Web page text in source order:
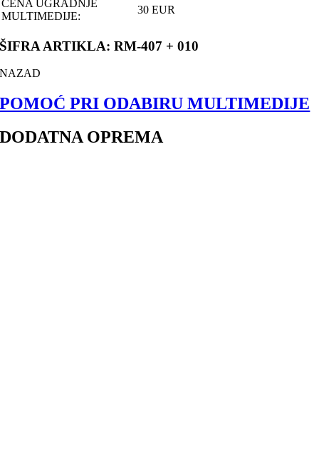
CENA UGRADNJE
MULTIMEDIJE:
30 EUR
ŠIFRA ARTIKLA: RM-407 + 010
NAZAD
POMOĆ PRI ODABIRU MULTIMEDIJE
DODATNA OPREMA